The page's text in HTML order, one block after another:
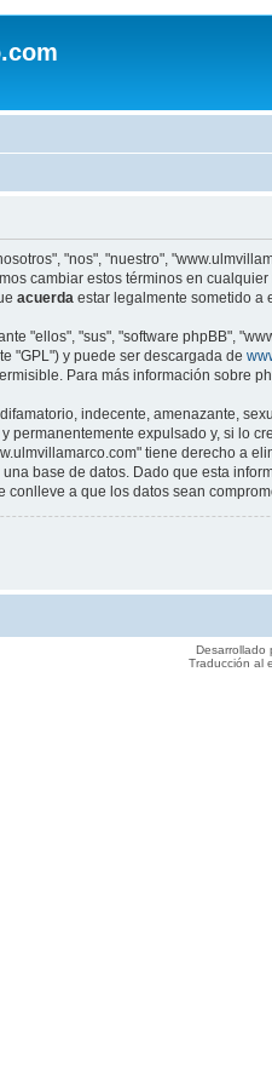
"nos", "nuestro",
cambiar estos términos en
acuerda estar legalmente sometido a
"ellos", "sus", "software phpBB",
"GPL") y puede ser descargada de
Para más información sobre
indecente, amenazante,
expulsado y, si lo
tiene derecho a
base de datos. Dado que esta
a que los datos sean
Desarrollado
Traducción al